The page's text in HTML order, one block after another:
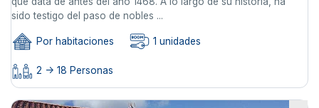
sido testigo del paso de nobles ...
Por habitaciones 1 unidades
2 -> 18 Personas